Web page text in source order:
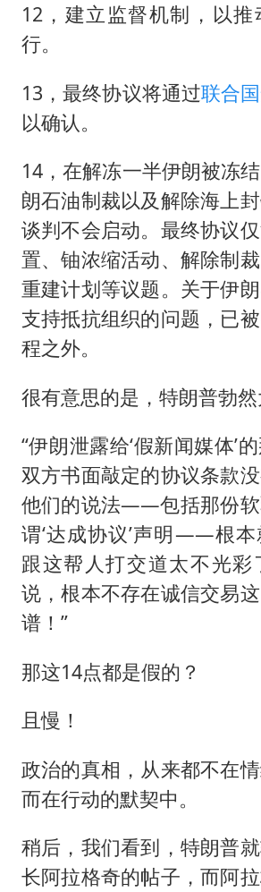
12，建立监督机制，以
行。
13，最终协议将通过联合
以确认。
14，在解冻一半伊朗被冻
朗石油制裁以及解除海上
谈判不会启动。最终协议
置、铀浓缩活动、解除制
重建计划等议题。关于伊
支持抵抗组织的问题，已
程之外。
很有意思的是，特朗普勃然
“伊朗泄露给‘假新闻媒体’
双方书面敲定的协议条款没
他们的说法——包括那份软
谓‘达成协议’声明——根本
跟这帮人打交道太不光彩
说，根本不存在诚信交易
谱！”
那这14点都是假的？
且慢！
政治的真相，从来都不在
而在行动的默契中。
稍后，我们看到，特朗普
长阿拉格奇的帖子，而阿